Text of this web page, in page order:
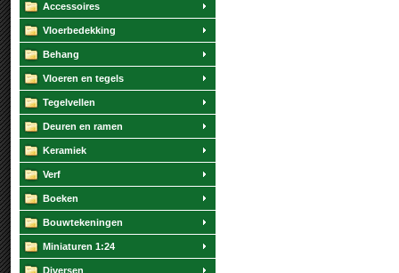
Accessoires
Vloerbedekking
Behang
Vloeren en tegels
Tegelvellen
Deuren en ramen
Keramiek
Verf
Boeken
Bouwtekeningen
Miniaturen 1:24
Diversen